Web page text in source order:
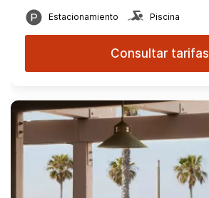
Estacionamiento Piscina
Consultar tarifas